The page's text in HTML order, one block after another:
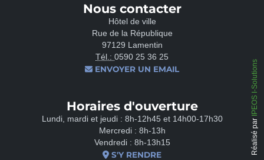
Nous contacter
Hôtel de ville
Rue de la République
97129 Lamentin
Tél.: 0590 25 36 25
ENVOYER UN EMAIL
Horaires d'ouverture
Lundi, mardi et jeudi : 8h-12h45 et 14h00-17h30
Mercredi : 8h-13h
Vendredi : 8h-13h15
S'Y RENDRE Réalisé par
IPEOS I-Solutions